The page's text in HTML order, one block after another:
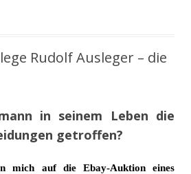
Rudolf Ausleger – die
in seinem Leben die
getroffen?
mich auf die Ebay-Auktion eines